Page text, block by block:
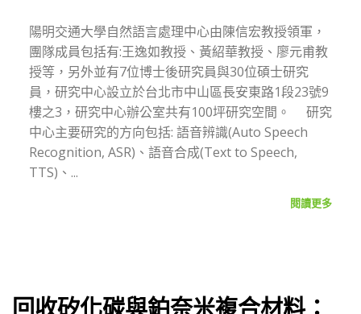
陽明交通大學自然語言處理中心由陳信宏教授領軍，
團隊成員包括有:王逸如教授、黃紹華教授、廖元甫教
授等，另外並有7位博士後研究員與30位碩士研究
員，研究中心設立於台北市中山區長安東路1段23號9
樓之3，研究中心辦公室共有100坪研究空間。 研究
中心主要研究的方向包括: 語音辨識(Auto Speech
Recognition, ASR)、語音合成(Text to Speech,
TTS)、...
閱讀更多
回收矽化碳與鉑奈米複合材料：